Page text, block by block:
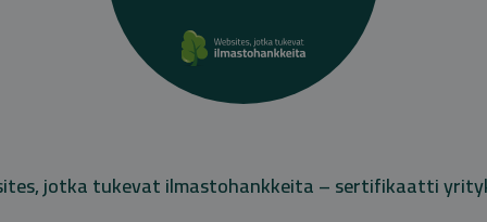
jotka tukevat ilmastohankkeita – sertifikaatti